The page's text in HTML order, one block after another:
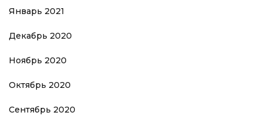
Январь 2021
Декабрь 2020
Ноябрь 2020
Октябрь 2020
Сентябрь 2020